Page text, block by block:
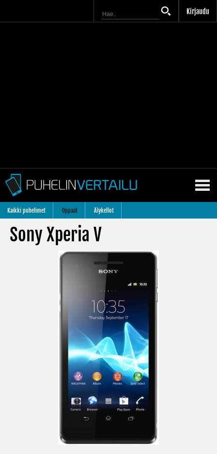
Kirjaudu
Kaikki puhelimet Oppaat Älykellot
Sony Xperia V